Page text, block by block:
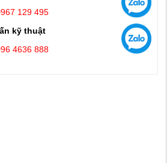
129 495
kỹ thuật
4636 888